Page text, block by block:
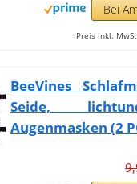
Bei
Preis inkl.
BeeVines
Seide,
Augenmasken (2